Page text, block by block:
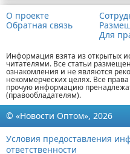
О проекте
Обратная связь
Для
Информация взята из открытых
читателями. Все статьи
ознакомления и не являются
некоммерческих целях. Все
прочую информацию
(правообладателям).
© «Новости Оптом», 2026
Условия предоставления
ответственности